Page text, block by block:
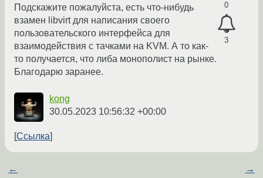
0
3
Подскажите пожалуйста, есть что-нибудь
взамен libvirt для написания своего
пользовательского интерфейса для
взаимодействия с тачками на KVM. А то как-
то получается, что либа монополист на рынке.
Благодарю заранее.
kong
30.05.2023 10:56:32 +00:00
Ссылка
← →